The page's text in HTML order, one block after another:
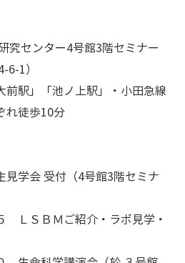
究センター4号館3階セミナー
6-1）
前駅」「池ノ上駅」・小田急線
れ徒歩10分
学会 受付（4号館3階セミナ
ＬＳＢＭご紹介・ラボ見学・